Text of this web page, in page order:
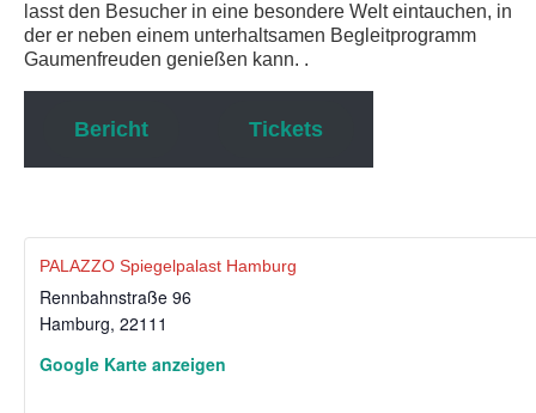
lasst den Besucher in eine besondere Welt eintauchen, in
der er neben einem unterhaltsamen Begleitprogramm
Gaumenfreuden genießen kann. .
Bericht Tickets
PALAZZO Spiegelpalast Hamburg
Rennbahnstraße 96
Hamburg, 22111
Google Karte anzeigen